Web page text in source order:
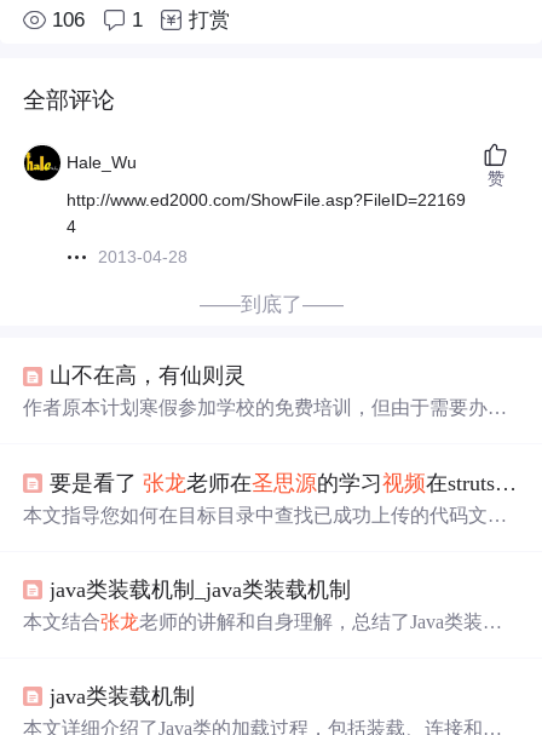
106 1 打赏
全部评论
Hale_Wu
http://www.ed2000.com/ShowFile.asp?FileID=22169
4
2013-04-28
赞
——到底了——
山不在高，有仙则灵
作者原本计划寒假参加学校的免费培训，但由于需要办理
象深刻，详细剖析了程序设计中常见的7种错误。
要是看了张龙老师在圣思源的学习视频在struts2中有一节是上传，上传成功结果不在视图显示！
本文指导您如何在目标目录中查找已成功上传的代码文
java类装载机制_java类装载机制
本文结合张龙老师的讲解和自身理解，总结了Java类装载
载器的类型、加载顺序、父类委托机制，还提及命名空间
和运行时包等概念，有助于深入理解Java类装载。
java类装载机制
本文详细介绍了Java类的加载过程，包括装载、连接和初